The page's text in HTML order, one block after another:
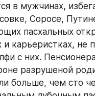
в мужчинах,
Соросе,
пасхальных
карьеристках, не
с них.
разрушеной
больше, чем сто